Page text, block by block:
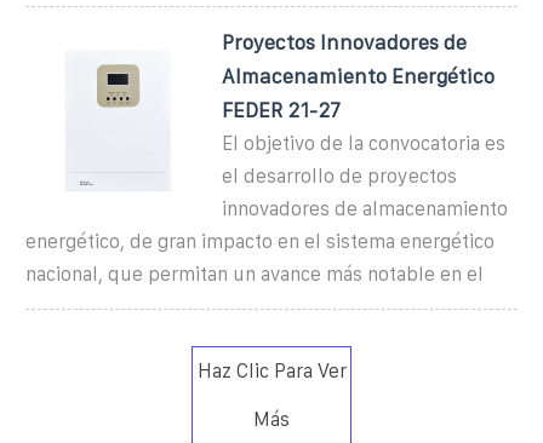
Proyectos Innovadores de
Almacenamiento Energético
FEDER 21-27
El objetivo de la convocatoria es
el desarrollo de proyectos
innovadores de almacenamiento
energético, de gran impacto en el sistema energético
nacional, que permitan un avance más notable en el
Haz Clic Para Ver
Más